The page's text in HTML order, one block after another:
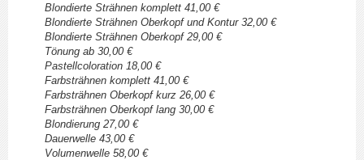
Blondierte Strähnen komplett 41,00 €
Blondierte Strähnen Oberkopf und Kontur 32,00 €
Blondierte Strähnen Oberkopf 29,00 €
Tönung ab 30,00 €
Pastellcoloration 18,00 €
Farbsträhnen komplett 41,00 €
Farbsträhnen Oberkopf kurz 26,00 €
Farbsträhnen Oberkopf lang 30,00 €
Blondierung 27,00 €
Dauerwelle 43,00 €
Volumenwelle 58,00 €